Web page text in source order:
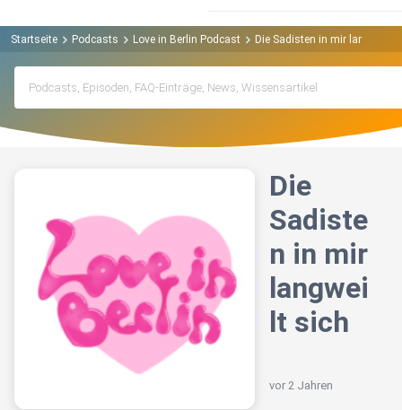
Startseite Podcasts Love in Berlin Podcast Die Sadisten in mir langweilt
Die
Sadiste
n in mir
langwei
lt sich
vor 2 Jahren